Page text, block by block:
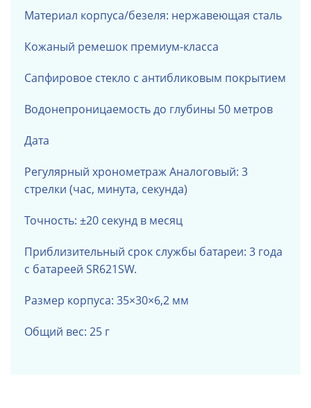
Материал корпуса/безеля: нержавеющая сталь
Кожаный ремешок премиум-класса
Сапфировое стекло с антибликовым покрытием
Водонепроницаемость до глубины 50 метров
Дата
Регулярный хронометражАналоговый: 3
стрелки (час, минута, секунда)
Точность: ±20 секунд в месяц
Приблизительный срок службы батареи: 3 года
с батареей SR621SW.
Размер корпуса: 35×30×6,2 мм
Общий вес: 25 г